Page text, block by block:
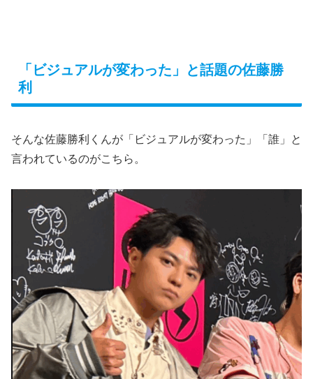
「ビジュアルが変わった」と話題の佐藤勝
利
そんな佐藤勝利くんが「ビジュアルが変わった」「誰」と
言われているのがこちら。